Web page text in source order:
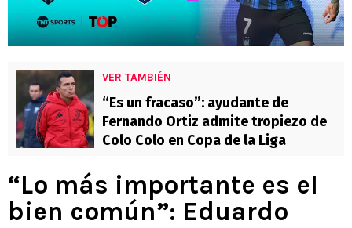
VER TAMBIÉN
“Es un fracaso”: ayudante de
Fernando Ortiz admite tropiezo de
Colo Colo en Copa de la Liga
“Lo más importante es el
bien común”: Eduardo